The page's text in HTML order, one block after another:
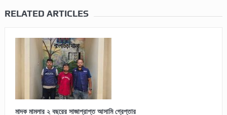
RELATED ARTICLES
মাদক মামলার ২ বছরের সাজাপ্রাপ্ত আসামি গ্রেপ্তার